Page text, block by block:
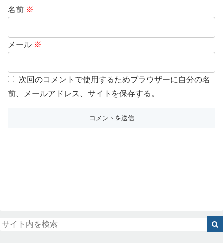
名前 ※
メール ※
次回のコメントで使用するためブラウザーに自分の名
前、メールアドレス、サイトを保存する。